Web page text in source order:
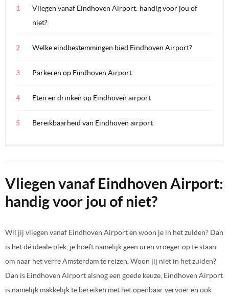
Vliegen vanaf Eindhoven Airport: handig voor jou of
niet?
Welke eindbestemmingen bied Eindhoven Airport?
Parkeren op Eindhoven Airport
Eten en drinken op Eindhoven airport
Bereikbaarheid van Eindhoven airport
Vliegen vanaf Eindhoven Airport:
handig voor jou of niet?
Wil jij vliegen vanaf Eindhoven Airport en woon je in het zuiden? Dan
is het dé ideale plek, je hoeft namelijk geen uren vroeger op te staan
om naar het verre Amsterdam te reizen. Woon jij niet in het zuiden?
Dan is Eindhoven Airport alsnog een goede keuze, Eindhoven Airport
is namelijk makkelijk te bereiken met het openbaar vervoer en ook